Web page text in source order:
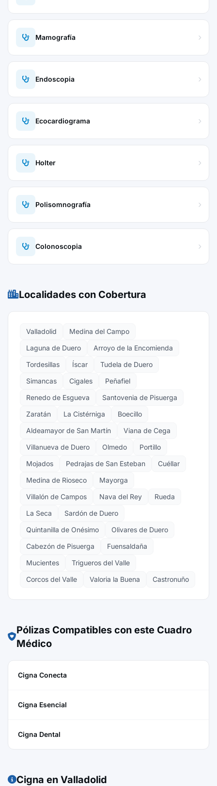
Mamografía
Endoscopia
Ecocardiograma
Holter
Polisomnografía
Colonoscopia
Localidades con Cobertura
Valladolid
Medina del Campo
Laguna de Duero
Arroyo de la Encomienda
Tordesillas
Íscar
Tudela de Duero
Simancas
Cigales
Peñafiel
Renedo de Esgueva
Santovenia de Pisuerga
Zaratán
La Cistérniga
Boecillo
Aldeamayor de San Martín
Viana de Cega
Villanueva de Duero
Olmedo
Portillo
Mojados
Pedrajas de San Esteban
Cuéllar
Medina de Rioseco
Mayorga
Villalón de Campos
Nava del Rey
Rueda
La Seca
Sardón de Duero
Quintanilla de Onésimo
Olivares de Duero
Cabezón de Pisuerga
Fuensaldaña
Mucientes
Trigueros del Valle
Corcos del Valle
Valoria la Buena Castronuño
Pólizas Compatibles con este Cuadro
Médico
Cigna Conecta
Cigna Esencial
Cigna Dental
Cigna en Valladolid